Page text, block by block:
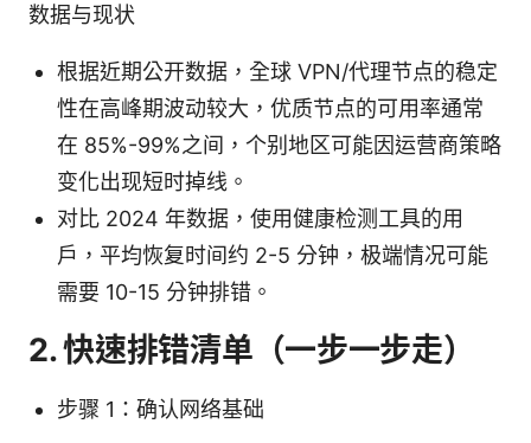
数据与现状
根据近期公开数据，全球 VPN/代理节点的稳定
性在高峰期波动较大，优质节点的可用率通常
在 85%-99%之间，个别地区可能因运营商策略
变化出现短时掉线。
对比 2024 年数据，使用健康检测工具的用
户，平均恢复时间约 2-5 分钟，极端情况可能
需要 10-15 分钟排错。
2. 快速排错清单（一步一步走）
步骤 1：确认网络基础